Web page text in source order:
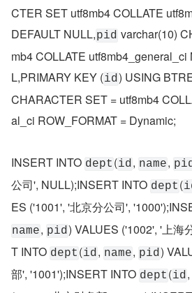
CTER SET utf8mb4 COLLATE
DEFAULT NULL,pid varchar(10)
mb4 COLLATE
L,PRIMARY KEY (id) USING
CHARACTER SET = utf8mb4
al_ci ROW_FORMAT = Dynamic;
INSERT INTO dept (id, name,
公司', NULL);INSERT INTO dept (
ES ('1001', '北京分公司',
name, pid) VALUES ('1002', '上海
T INTO dept (id, name, pid)
部', '1001');INSERT INTO dept (id,